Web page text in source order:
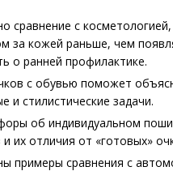
сравнение с
за кожей раньше, чем
о ранней профилактике.
с обу­вью поможет
и стилистические задачи.
об индивидуальном
их отличия от «готовых»
примеры сравнения с